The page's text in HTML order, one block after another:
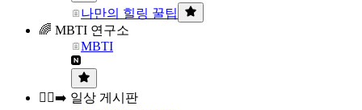
나만의 힐링 꿀팁
🌈 MBTI 연구소
MBTI
🏃‍♀️‍➡️ 일상 게시판